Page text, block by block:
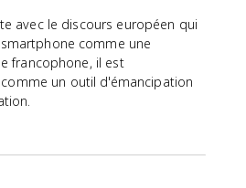
avec le discours européen qui
comme une
francophone, il est
un outil d'émancipation